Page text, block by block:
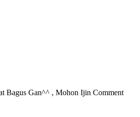
Bagus Gan^^ , Mohon Ijin Comment